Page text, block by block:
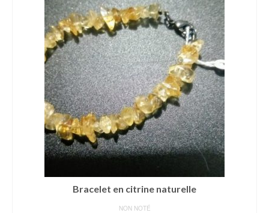
Bracelet en citrine naturelle
NON NOTÉ